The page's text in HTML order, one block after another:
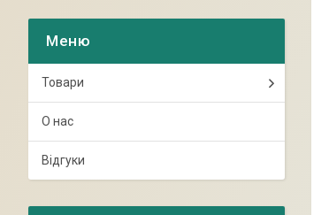
Товари
О нас
Відгуки